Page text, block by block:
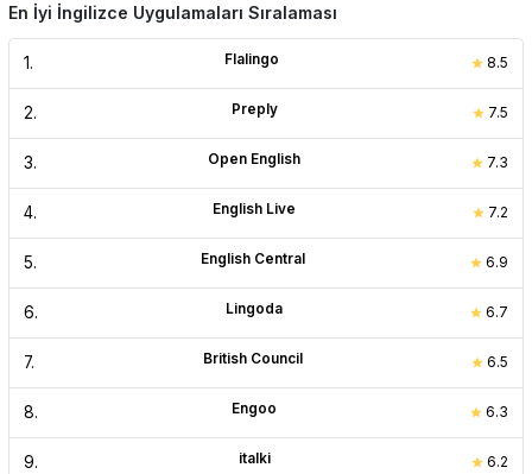
En İyi İngilizce Uygulamaları Sıralaması
1. Flalingo 8.5
2. Preply 7.5
3. Open English 7.3
4. English Live 7.2
5. English Central 6.9
6. Lingoda 6.7
7. British Council 6.5
8. Engoo 6.3
9. italki 6.2